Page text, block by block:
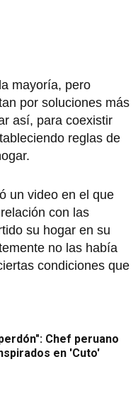
mayoría, pero
por soluciones más
así, para coexistir
reglas de
un video en el que
con las
su hogar en su
no las había
condiciones que
Chef peruano
en 'Cuto'